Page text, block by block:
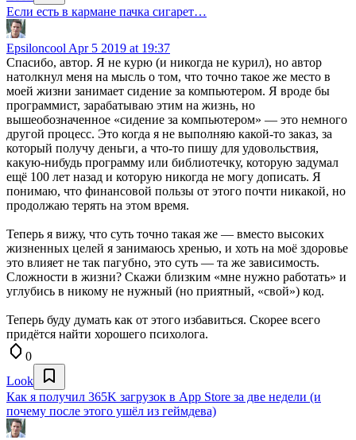
Если есть в кармане пачка сигарет…
Epsiloncool Apr 5 2019 at 19:37
Спасибо, автор. Я не курю (и никогда не курил), но автор
натолкнул меня на мысль о том, что точно такое же место в
моей жизни занимает сидение за компьютером. Я вроде бы
программист, зарабатываю этим на жизнь, но
вышеобозначенное «сидение за компьютером» — это немного
другой процесс. Это когда я не выполняю какой-то заказ, за
который получу деньги, а что-то пишу для удовольствия,
какую-нибудь программу или библиотечку, которую задумал
ещё 100 лет назад и которую никогда не могу дописать. Я
понимаю, что финансовой пользы от этого почти никакой, но
продолжаю терять на этом время.
Теперь я вижу, что суть точно такая же — вместо высоких
жизненных целей я занимаюсь хренью, и хоть на моё здоровье
это влияет не так пагубно, это суть — та же зависимость.
Сложности в жизни? Скажи близким «мне нужно работать» и
углубись в никому не нужный (но приятный, «свой») код.
Теперь буду думать как от этого избавиться. Скорее всего
придётся найти хорошего психолога.
0
Look
Как я получил 365K загрузок в App Store за две недели (и
почему после этого ушёл из геймдева)